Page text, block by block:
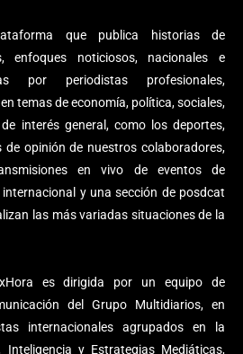
que publica historias de
enfoques noticiosos, nacionales e
por periodistas profesionales,
temas de economía, política, sociales,
interés general, como los deportes,
opinión de nuestros colaboradores,
en vivo de eventos de
y una sección de posdcat
las más variadas situaciones de la
es dirigida por un equipo de
del Grupo Multidiarios, en
internacionales agrupados en la
Inteligencia y Estrategias Mediáticas,